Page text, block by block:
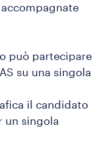
può partecipare
su una singola
il candidato
un singola